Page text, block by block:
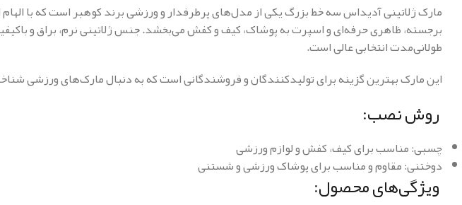
برجسته، ظاهری حرفه‌ای و اسپرت به پوشاک، کیف و کفش می‌بخشد. جنس ژلاتینی نرم، براق و
طولانی‌مدت انتخابی عالی است.
این مارک بهترین گزینه برای تولیدکنندگان و فروشندگانی است که به دنبال مارک‌های ورزشی
روش نصب:
چسبی: مناسب برای کیف، کفش و لوازم ورزشی
دوختنی: مقاوم و مناسب برای پوشاک ورزشی و شستنی
ویژگی‌های محصول: